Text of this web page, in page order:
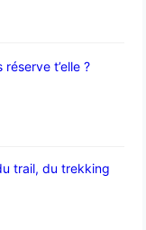
t’elle ?
trail, du trekking